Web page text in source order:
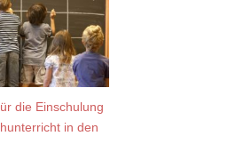
die Einschulung
in den